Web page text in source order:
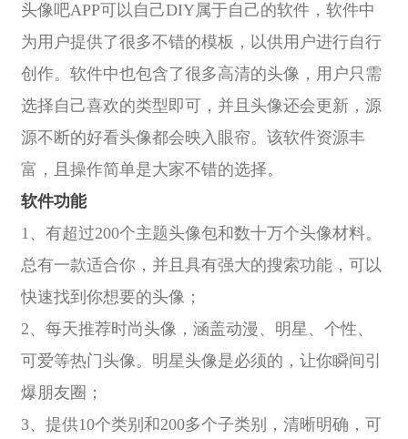
头像吧APP可以自己DIY属于自己的软件，软件中
为用户提供了很多不错的模板，以供用户进行自行
创作。软件中也包含了很多高清的头像，用户只需
选择自己喜欢的类型即可，并且头像还会更新，源
源不断的好看头像都会映入眼帘。该软件资源丰
富，且操作简单是大家不错的选择。
软件功能
1、有超过200个主题头像包和数十万个头像材料。
总有一款适合你，并且具有强大的搜索功能，可以
快速找到你想要的头像；
2、每天推荐时尚头像，涵盖动漫、明星、个性、
可爱等热门头像。明星头像是必须的，让你瞬间引
爆朋友圈；
3、提供10个类别和200多个子类别，清晰明确，可